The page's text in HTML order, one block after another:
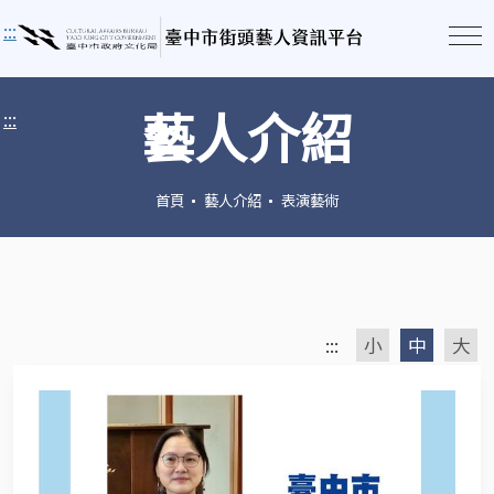
:::
::: 藝人介紹
首頁 藝人介紹 表演藝術
::: 小 中 大